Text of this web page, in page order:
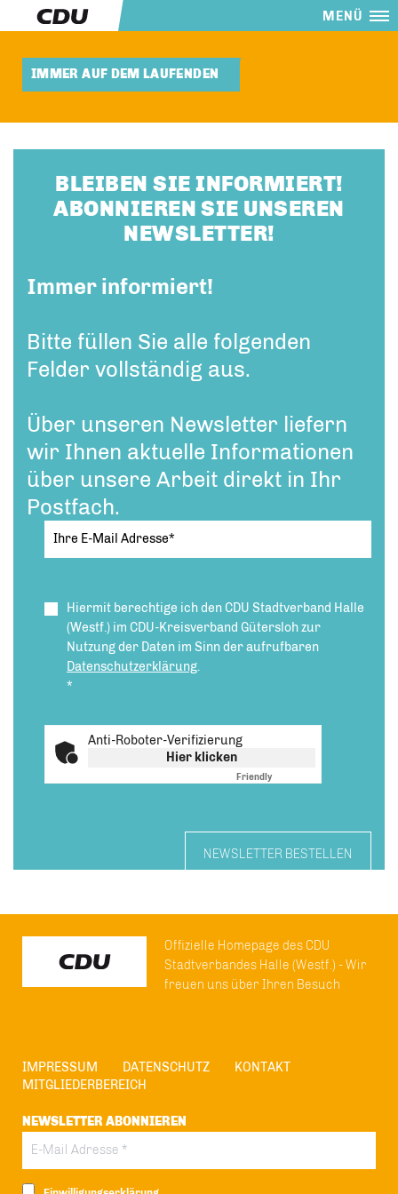
MENÜ
IMMER AUF DEM LAUFENDEN
BLEIBEN SIE INFORMIERT!
ABONNIEREN SIE UNSEREN
NEWSLETTER!
Immer informiert!
Bitte füllen Sie alle folgenden
Felder vollständig aus.
Über unseren Newsletter liefern
wir Ihnen aktuelle Informationen
über unsere Arbeit direkt in Ihr
Postfach.
Hiermit berechtige ich den CDU Stadtverband Halle
(Westf.) im CDU-Kreisverband Gütersloh zur
Nutzung der Daten im Sinn der aufrufbaren
Datenschutzerklärung.
*
Anti-Roboter-Verifizierung
Hier klicken
Friendly
NEWSLETTER BESTELLEN
Offizielle Homepage des CDU
Stadtverbandes Halle (Westf.) - Wir
freuen uns über Ihren Besuch
IMPRESSUM DATENSCHUTZ
KONTAKT
MITGLIEDERBEREICH
NEWSLETTER ABONNIEREN